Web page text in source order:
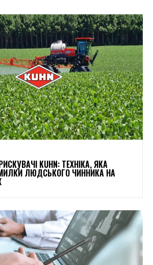
KUHN: ТЕХНІКА, ЯКА
ЛЮДСЬКОГО ЧИННИКА НА